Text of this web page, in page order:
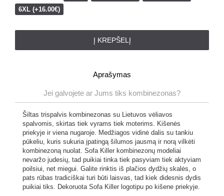
6XL (+16.00€)
Į KREPŠELĮ
Aprašymas
Jei galvojete ar Jums tiks kombinezonas?
Šiltas trispalvis kombinezonas su Lietuvos vėliavos
spalvomis, skirtas tiek vyrams tiek moterims. Kišenės
priekyje ir viena nugaroje. Medžiagos vidinė dalis su tankiu
pūkeliu, kuris sukuria įpatingą šilumos jausmą ir norą vilkėti
kombinezoną nuolat. Sofa Killer kombinezonų modeliai
nevaržo judesių, tad puikiai tinka tiek pasyviam tiek aktyviam
poilsiui, net miegui. Galite rinktis iš plačios dydžių skalės, o
pats rūbas tradiciškai turi būti laisvas, tad kiek didesnis dydis
puikiai tiks. Dekoruota Sofa Killer logotipu po kišene priekyje.